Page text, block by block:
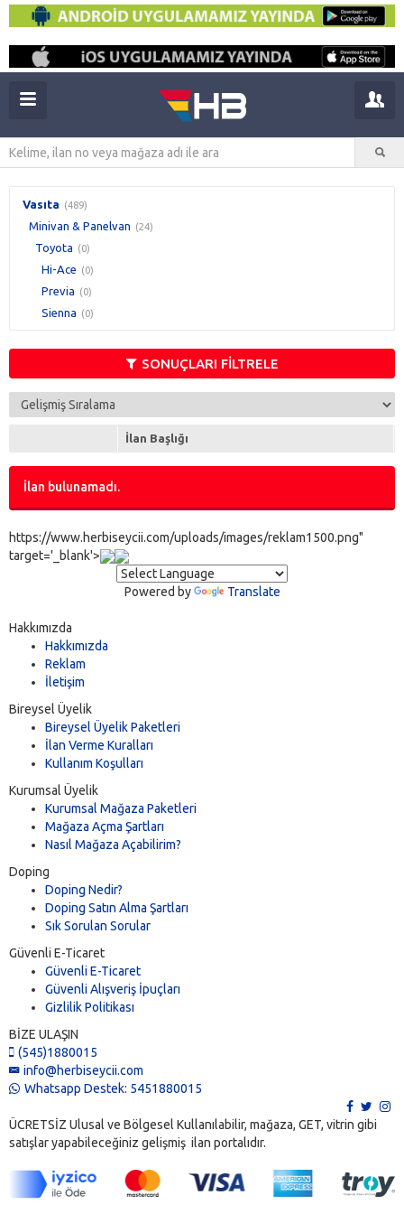
Vasıta (489)
Minivan & Panelvan (24)
Toyota (0)
Hi-Ace (0)
Previa (0)
Sienna (0)
SONUÇLARI FİLTRELE
İlan Başlığı
İlan bulunamadı.
https://www.herbiseycii.com/uploads/images/reklam1500.png"
target='_blank'>
Powered by Translate
Hakkımızda
Hakkımızda
Reklam
İletişim
Bireysel Üyelik
Bireysel Üyelik Paketleri
İlan Verme Kuralları
Kullanım Koşulları
Kurumsal Üyelik
Kurumsal Mağaza Paketleri
Mağaza Açma Şartları
Nasıl Mağaza Açabilirim?
Doping
Doping Nedir?
Doping Satın Alma Şartları
Sık Sorulan Sorular
Güvenli E-Ticaret
Güvenli E-Ticaret
Güvenli Alışveriş İpuçları
Gizlilik Politikası
BİZE ULAŞIN
(545)1880015
info@herbiseycii.com
Whatsapp Destek: 5451880015
ÜCRETSİZ Ulusal ve Bölgesel Kullanılabilir, mağaza, GET, vitrin gibi
satışlar yapabileceğiniz gelişmiş ilan portalıdır.